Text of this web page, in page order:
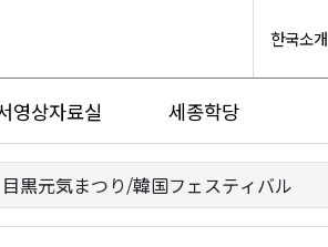
한국소개
영상자료실 세종학당
目黒元気まつり/韓国フェスティバル